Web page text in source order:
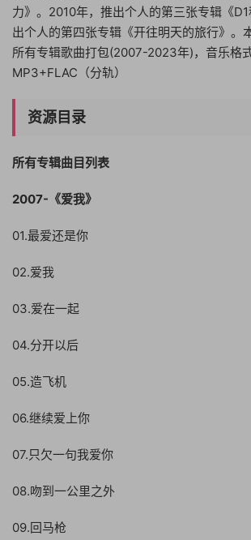
力》。2010年，推出个人的第三张专辑《
出个人的第四张专辑《开往明天的旅行》。
所有专辑歌曲打包(2007-2023年)，音乐格
MP3+FLAC（分轨）
资源目录
所有专辑曲目列表
2007-《爱我》
01.最爱还是你
02.爱我
03.爱在一起
04.分开以后
05.造飞机
06.继续爱上你
07.只欠一句我爱你
08.吻到一公里之外
09.回马枪